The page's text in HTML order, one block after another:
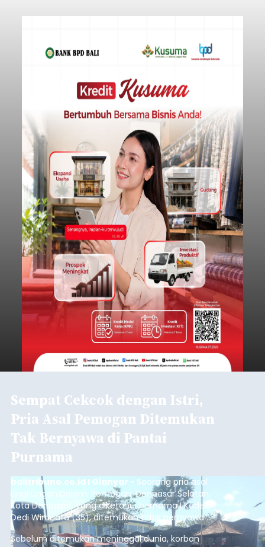
Sempat Cekcok dengan Istri,
Pria Asal Pemogan Ditemukan
Tak Bernyawa di Pantai
Purnama
balitribune.co.id I Gianyar - Seorang pria asal
Lingkungan Dalem, Pemogan, Denpasar Selatan,
Kota Denpasar, yang diketahui bernama I Kadek
Dedi Wiranata (35), ditemukan tidak bernyawa di
pesisir Pantai Purnama, Sukawati.
Sebelum ditemukan meninggal dunia, korban